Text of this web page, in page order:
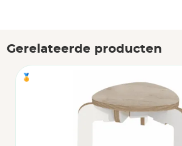
Gerelateerde producten
🏅